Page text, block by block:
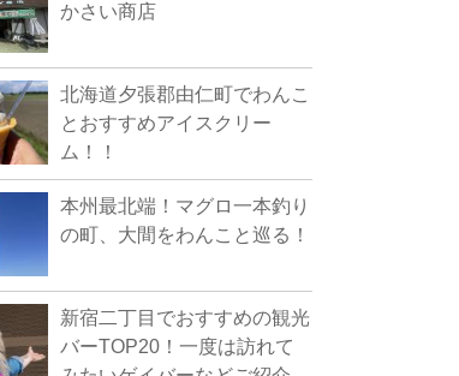
かさい商店
北海道夕張郡由仁町でわんこ
とおすすめアイスクリー
ム！！
本州最北端！マグロ一本釣り
の町、大間をわんこと巡る！
新宿二丁目でおすすめの観光
バーTOP20！一度は訪れて